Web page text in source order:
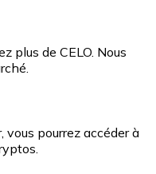
plus de CELO. Nous
pourrez accéder à